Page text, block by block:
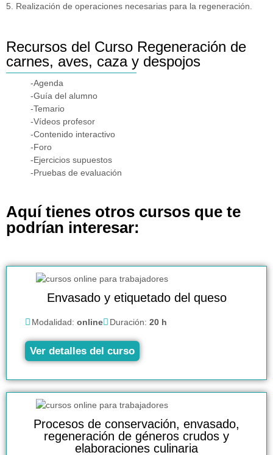
5. Realización de operaciones necesarias para la regeneración.
Recursos del Curso Regeneración de
carnes, aves, caza y despojos
-Agenda
-Guía del alumno
-Temario
-Vídeos profesor
-Contenido interactivo
-Foro
-Ejercicios supuestos
-Pruebas de evaluación
Aquí tienes otros cursos que te
podrían interesar:
Envasado y etiquetado del queso
Modalidad: online Duración: 20 h
Ver detalles del curso
Procesos de conservación, envasado,
regeneración de géneros crudos y
elaboraciones culinaria